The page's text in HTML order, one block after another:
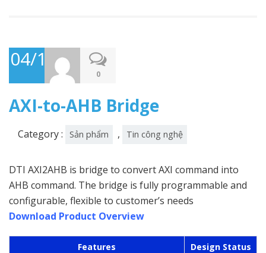
04/12/2023
0
AXI-to-AHB Bridge
Category : Sản phẩm , Tin công nghệ
DTI AXI2AHB is bridge to convert AXI command into
AHB command. The bridge is fully programmable and
configurable, flexible to customer’s needs
Download Product Overview
Features Design Status